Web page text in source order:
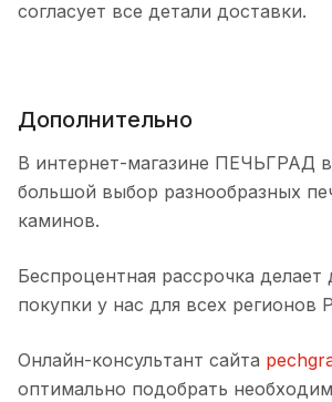
согласует все детали доставки.
Дополнительно
В интернет-магазине ПЕЧЬГРАД
большой выбор разнообразных
каминов.
Беспроцентная рассрочка
покупки у нас для всех регионов
Онлайн-консультант сайта
оптимально подобрать